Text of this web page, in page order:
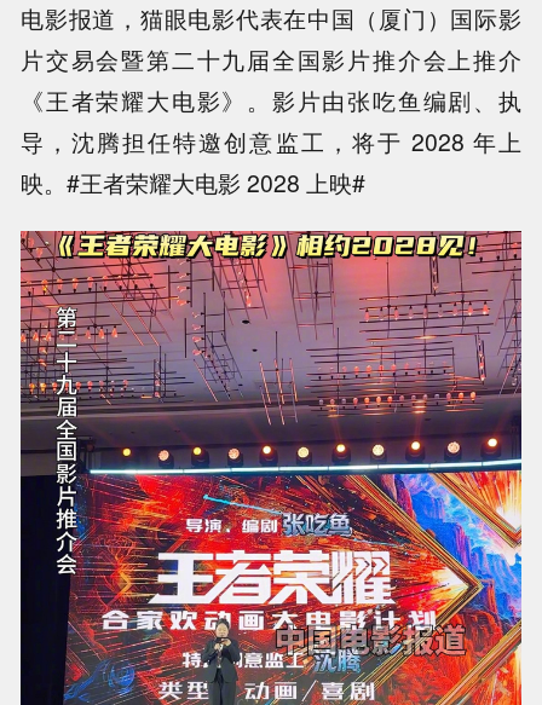
电影报道，猫眼电影代表在中国（厦门）国际影
片交易会暨第二十九届全国影片推介会上推介
《王者荣耀大电影》。影片由张吃鱼编剧、执
导，沈腾担任特邀创意监工，将于 2028 年上
映。#王者荣耀大电影 2028 上映#